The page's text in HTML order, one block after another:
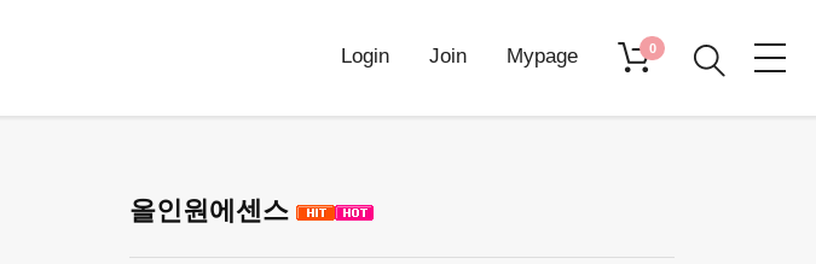
Login Join Mypage 0
올인원에센스